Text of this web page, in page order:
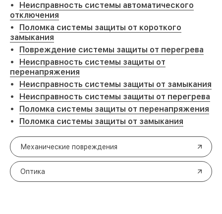
Неисправность системы автоматического
отключения
Поломка системы защиты от короткого
замыкания
Повреждение системы защиты от перегрева
Неисправность системы защиты от
перенапряжения
Неисправность системы защиты от замыкания
Неисправность системы защиты от перегрева
Поломка системы защиты от перенапряжения
Поломка системы защиты от замыкания
Механические повреждения
Оптика